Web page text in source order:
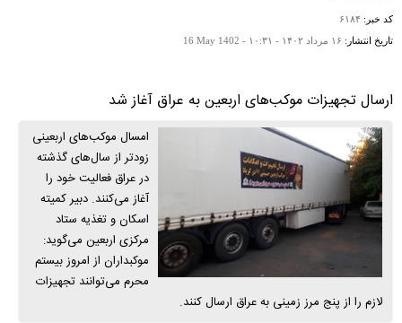
کد خبر: ۶۱۸۴
تاریخ انتشار: ۱۶ مرداد ۱۴۰۲ - ۱۰:۳۱ - 16 May 1402
ارسال تجهیزات موکب‌های اربعین به عراق آغاز شد
امسال موکب‌های اربعینی
زودتر از سال‌های گذشته
در عراق فعالیت خود را
آغاز می‌کنند. دبیر کمیته
اسکان و تغذیه ستاد
مرکزی اربعین می‌گوید:
موکبداران از امروز بیستم
محرم می‌توانند تجهیزات
لازم را از پنج مرز زمینی به عراق ارسال کنند.